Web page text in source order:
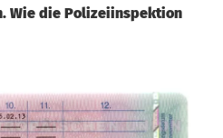
Wie die Polizeiinspektion